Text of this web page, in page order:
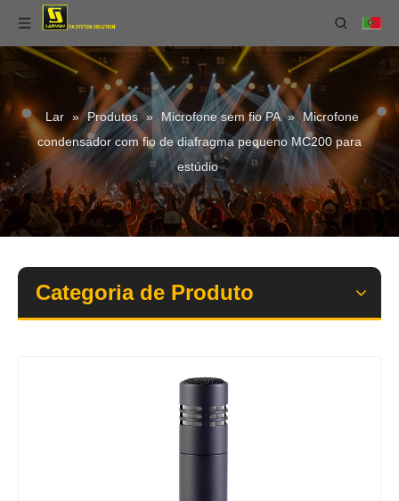
Lar » Produtos » Microfone sem fio PA » Microfone
condensador com fio de diafragma pequeno MC200 para
estúdio
Categoria de Produto